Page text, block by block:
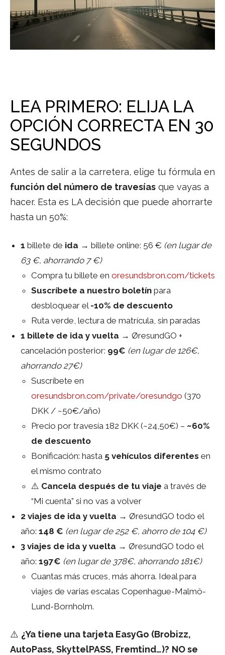
LEA PRIMERO: ELIJA LA
OPCIÓN CORRECTA EN 30
SEGUNDOS
Antes de salir a la carretera, elige tu fórmula en
función del número de travesías que vayas a
hacer. Esta es LA decisión que puede ahorrarte
hasta un 50%:
1 billete de ida → billete online: 56 € (en lugar de
63 €, ahorrando 7 €)
Compra tu billete en oresundsbron.com/tickets
Suscríbete a nuestro boletín para
desbloquear el -10% de descuento
Ruta verde, lectura de matrícula, sin paradas
1 billete de ida y vuelta → ØresundGO +
cancelación posterior: 99€ (en lugar de 126€,
ahorrando 27€)
Suscríbete en
oresundsbron.com/private/oresundgo (370
DKK / ~50€/año)
Precio por travesía 182 DKK (~24,50€) – ~60%
de descuento
Bonificación: hasta 5 vehículos diferentes en
el mismo contrato
⚠️ Cancela después de tu viaje a través de
“Mi cuenta” si no vas a volver
2 viajes de ida y vuelta → ØresundGO todo el
año: 148 € (en lugar de 252 €, ahorro de 104 €)
3 viajes de ida y vuelta → ØresundGO todo el
año: 197€ (en lugar de 378€, ahorrando 181€)
Cuantas más cruces, más ahorra. Ideal para
viajes de varias escalas Copenhague-Malmö-
Lund-Bornholm.
⚠️ ¿Ya tiene una tarjeta EasyGo (Brobizz,
AutoPass, SkyttelPASS, Fremtind…)? NO se